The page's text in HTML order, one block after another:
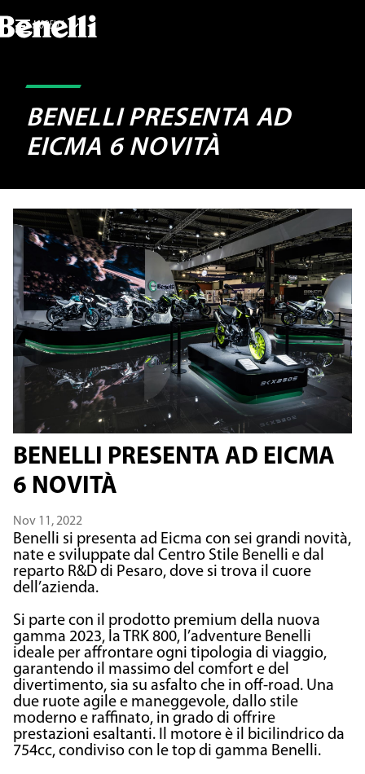
MODELLI
BENELLI PRESENTA AD
EICMA 6 NOVITÀ
BENELLI PRESENTA AD EICMA
6 NOVITÀ
Nov 11, 2022
Benelli si presenta ad Eicma con sei grandi novità,
nate e sviluppate dal Centro Stile Benelli e dal
reparto R&D di Pesaro, dove si trova il cuore
dell’azienda.
Si parte con il prodotto premium della nuova
gamma 2023, la TRK 800, l’adventure Benelli
ideale per affrontare ogni tipologia di viaggio,
garantendo il massimo del comfort e del
divertimento, sia su asfalto che in off-road. Una
due ruote agile e maneggevole, dallo stile
moderno e raffinato, in grado di offrire
prestazioni esaltanti. I
l motore è il bicilindrico da
754cc, condiviso con le top di gamma Benelli.